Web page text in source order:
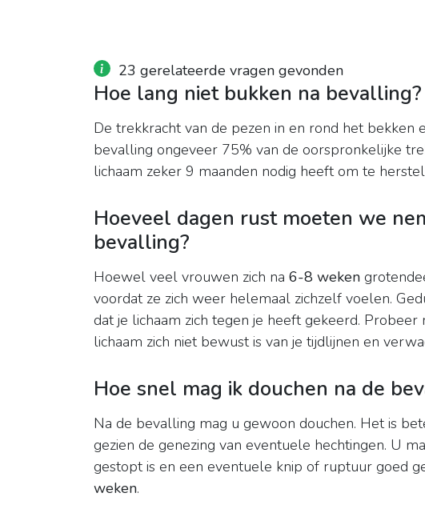
23 gerelateerde vragen gevonden
Hoe lang niet bukken na bevalling?
De trekkracht van de pezen in en rond het bekken
bevalling ongeveer 75% van de oorspronkelijke
lichaam zeker 9 maanden nodig heeft om te
Hoeveel dagen rust moeten we
bevalling?
Hoewel veel vrouwen zich na 6-8 weken
voordat ze zich weer helemaal zichzelf voelen.
dat je lichaam zich tegen je heeft gekeerd.
lichaam zich niet bewust is van je tijdlijnen en
Hoe snel mag ik douchen na de
Na de bevalling mag u gewoon douchen. Het is
gezien de genezing van eventuele hechtingen. U
gestopt is en een eventuele knip of ruptuur goed
weken.